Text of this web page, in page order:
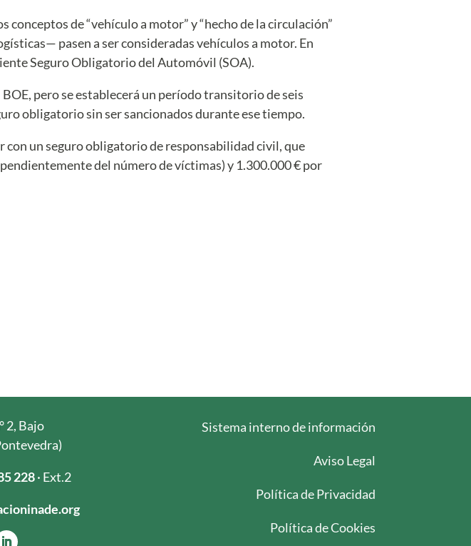
de “vehículo a motor” y “hecho de la circulación”
pasen a ser consideradas vehículos a motor. En
Seguro Obligatorio del Automóvil (SOA).
pero se establecerá un período transitorio de seis
obligatorio sin ser sancionados durante ese tiempo.
un seguro obligatorio de responsabilidad civil, que
del número de víctimas) y 1.300.000 € por
2, Bajo
228· Ext.2
Sistema interno de información
Aviso Legal
Política de Privacidad
Política de Cookies